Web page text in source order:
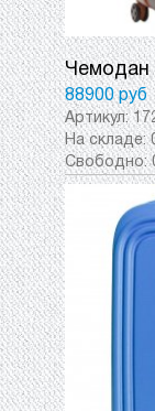
Чемодан
88900 руб
Артикул:
На складе:
Свободно: